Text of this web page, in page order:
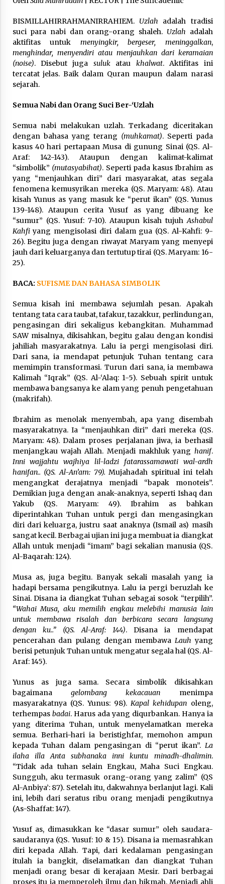
3 months ago
Takut Mati
3 months ago
Said Muniruddin Latih Mental dan Spiritual 80
untuk 179 Guru Diniyah Disdikbud Kota Banda
Aceh
4 months ago
SELVi: Sebuah Model Motivasi dalam
Kepemimpinan Bisnis
4 months ago
Eksistensi Iran dalam Tiga Ayat: Memahami
Aliansi Yahudi dan Kristen dalam Dinamika
Nubuwwat
5 months ago
BISMILLAHIRRAHMANIRRAHIEM. Uzlah adalah tradisi
suci para nabi dan orang-orang shaleh. Uzlah adalah
aktifitas untuk menyingkir, bergeser, meninggalkan,
menghindar, menyendiri atau menjauhkan dari keramaian
(noise). Disebut juga suluk atau khalwat. Aktifitas ini
tercatat jelas. Baik dalam Quran maupun dalam narasi
sejarah.
Semua Nabi dan Orang Suci Ber-‘Uzlah
Semua nabi melakukan uzlah. Terkadang diceritakan
dengan bahasa yang terang (muhkamat). Seperti pada
kasus 40 hari pertapaan Musa di gunung Sinai (QS. Al-
Araf: 142-143). Ataupun dengan kalimat-kalimat
“simbolik” (mutasyabihat). Seperti pada kasus Ibrahim as
yang “menjauhkan diri” dari masyarakat, atas segala
fenomena kemusyrikan mereka (QS. Maryam: 48). Atau
kisah Yunus as yang masuk ke “perut ikan” (QS. Yunus
139-148). Ataupun cerita Yusuf as yang dibuang ke
“sumur” (QS. Yusuf: 7-10). Ataupun kisah tujuhAshabul
Kahfiyang mengisolasi diri dalam gua (QS. Al-Kahfi: 9-
26). Begitu juga dengan riwayat Maryam yang menyepi
jauh dari keluarganya dan tertutup tirai (QS. Maryam: 16-
25).
BACA: SUFISME DAN BAHASA SIMBOLIK
Semua kisah ini membawa sejumlah pesan. Apakah
tentang tata cara taubat, tafakur, tazakkur, perlindungan,
pengasingan diri sekaligus kebangkitan. Muhammad
SAW misalnya, dikisahkan, begitu galau dengan kondisi
jahiliah masyarakatnya. Lalu ia pergi mengisolasi diri.
Dari sana, ia mendapat petunjuk Tuhan tentang cara
memimpin transformasi. Turun dari sana, ia membawa
Kalimah “Iqrak” (QS. Al-‘Alaq: 1-5). Sebuah spirit untuk
membawa bangsanya ke alam yang penuh pengetahuan
(makrifah).
Ibrahim as menolak menyembah, apa yang disembah
masyarakatnya. Ia “menjauhkan diri” dari mereka (QS.
Maryam: 48). Dalam proses perjalanan jiwa, ia berhasil
menjangkau wajah Allah. Menjadi makhluk yang hanif.
Inni wajjahtu wajhiya lil-ladzi fatarassamawati wal-ardh
hanifan.. (QS. Al-An’am: 79). Mujahadah spiritual ini telah
mengangkat derajatnya menjadi “bapak monoteis”.
Demikian juga dengan anak-anaknya, seperti Ishaq dan
Yakub (QS. Maryam: 49). Ibrahim as bahkan
diperintahkan Tuhan untuk pergi dan mengasingkan
diri dari keluarga, justru saat anaknya (Ismail as) masih
sangat kecil. Berbagai ujian ini juga membuat ia diangkat
Allah untuk menjadi “imam” bagi sekalian manusia (QS.
Al-Baqarah: 124).
Musa as, juga begitu. Banyak sekali masalah yang ia
hadapi bersama pengikutnya. Lalu ia pergi beruzlah ke
Sinai. Disana ia diangkat Tuhan sebagai sosok “terpilih”.
“Wahai Musa, aku memilih engkau melebihi manusia lain
untuk membawa risalah dan berbicara secara langsung
dengan ku..” (QS. Al-Araf: 144). Disana ia mendapat
pencerahan dan pulang dengan membawa Lauhyang
berisi petunjuk Tuhan untuk mengatur segala hal (QS. Al-
Araf: 145).
Yunus as juga sama. Secara simbolik dikisahkan
bagaimana gelombang kekacauan menimpa
masyarakatnya (QS. Yunus: 98).Kapal kehidupan oleng,
terhempas badai. Harus ada yang diqurbankan. Hanya ia
yang diterima Tuhan, untuk menyelamatkan mereka
semua. Berhari-hari ia beristighfar, memohon ampun
kepada Tuhan dalam pengasingan di “perut ikan”. La
ilaha illa Anta subhanaka inni kuntu minadh-dhalimin.
“Tidak ada tuhan selain Engkau, Maha Suci Engkau.
Sungguh, aku termasuk orang-orang yang zalim” (QS
Al-Anbiya’: 87). Setelah itu, dakwahnya berlanjut lagi. Kali
ini, lebih dari seratus ribu orang menjadi pengikutnya
(As-Shaffat: 147).
Yusuf as, dimasukkan ke “dasar sumur” oleh saudara-
saudaranya (QS. Yusuf: 10 & 15). Disana ia memasrahkan
diri kepada Allah. Tapi, dari kedalaman pengasingan
itulah ia bangkit, diselamatkan dan diangkat Tuhan
menjadi orang besar di kerajaan Mesir. Dari berbagai
proses itu ia memperoleh ilmu dan hikmah. Menjadi ahli